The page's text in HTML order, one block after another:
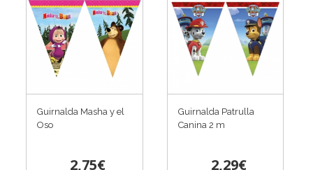
Guirnalda Masha y el
Oso
2,75€
Guirnalda Patrulla
Canina 2 m
2,29€